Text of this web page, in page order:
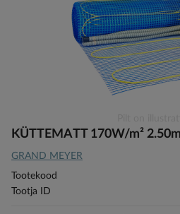
to
beginning
of
the
KÜTTEMATT 170W/m²
GRAND MEYER
Tootekood
Tootja ID